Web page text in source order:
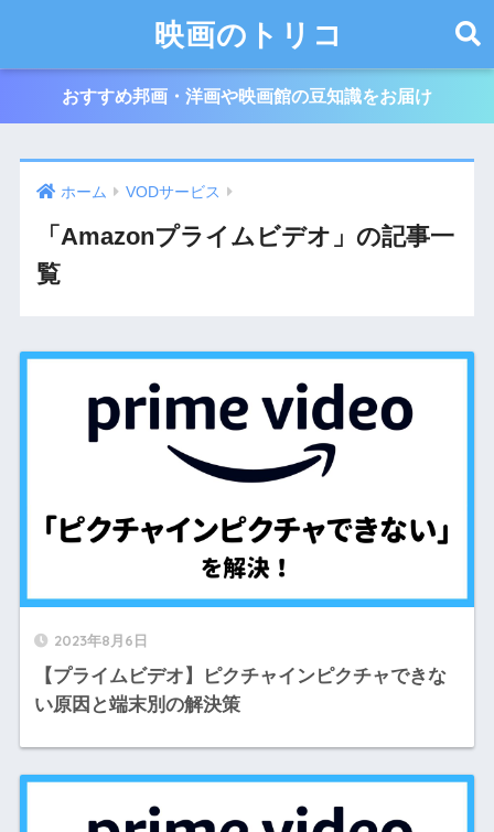
映画のトリコ
おすすめ邦画・洋画や映画館の豆知識をお届け
ホーム VODサービス
「Amazonプライムビデオ」の記事一
覧
2023年8月6日
【プライムビデオ】ピクチャインピクチャできな
い原因と端末別の解決策